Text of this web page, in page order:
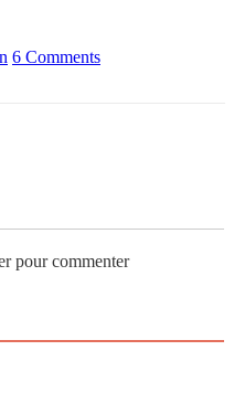
6 Comments
pour commenter